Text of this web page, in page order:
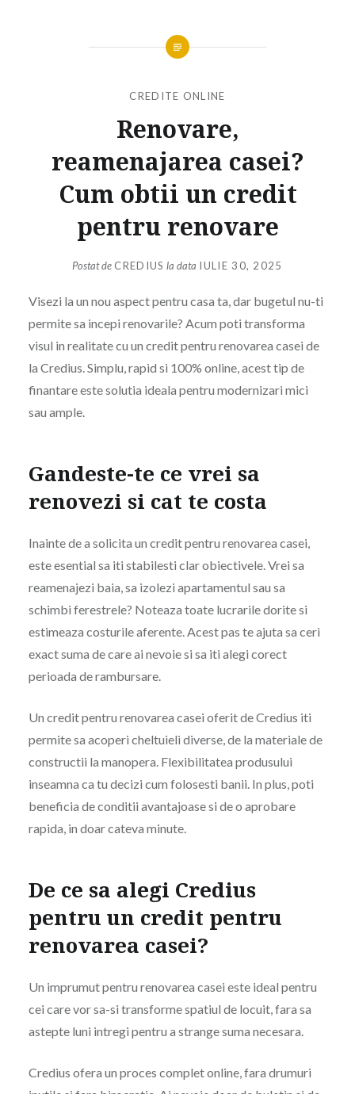
CREDITE ONLINE
Renovare,
reamenajarea casei?
Cum obtii un credit
pentru renovare
Postat de CREDIUS la data IULIE 30, 2025
Visezi la un nou aspect pentru casa ta, dar bugetul nu-ti
permite sa incepi renovarile? Acum poti transforma
visul in realitate cu un credit pentru renovarea casei de
la Credius. Simplu, rapid si 100% online, acest tip de
finantare este solutia ideala pentru modernizari mici
sau ample.
Gandeste-te ce vrei sa
renovezi si cat te costa
Inainte de a solicita un credit pentru renovarea casei,
este esential sa iti stabilesti clar obiectivele. Vrei sa
reamenajezi baia, sa izolezi apartamentul sau sa
schimbi ferestrele? Noteaza toate lucrarile dorite si
estimeaza costurile aferente. Acest pas te ajuta sa ceri
exact suma de care ai nevoie si sa iti alegi corect
perioada de rambursare.
Un credit pentru renovarea casei oferit de Credius iti
permite sa acoperi cheltuieli diverse, de la materiale de
constructii la manopera. Flexibilitatea produsului
inseamna ca tu decizi cum folosesti banii. In plus, poti
beneficia de conditii avantajoase si de o aprobare
rapida, in doar cateva minute.
De ce sa alegi Credius
pentru un credit pentru
renovarea casei?
Un imprumut pentru renovarea casei este ideal pentru
cei care vor sa-si transforme spatiul de locuit, fara sa
astepte luni intregi pentru a strange suma necesara.
Credius ofera un proces complet online, fara drumuri